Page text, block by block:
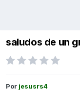
saludos de un
Por jesusrs4